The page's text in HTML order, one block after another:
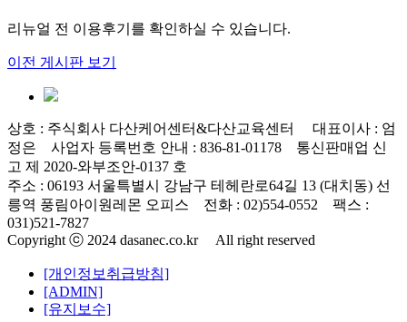
리뉴얼 전 이용후기를 확인하실 수 있습니다.
이전 게시판 보기
상호 : 주식회사 다산케어센터&다산교육센터 대표이사 : 엄
정은 사업자 등록번호 안내 : 836-81-01178 통신판매업 신
고 제 2020-와부조안-0137 호
주소 : 06193 서울특별시 강남구 테헤란로64길 13 (대치동) 선
릉역 풍림아이원레몬 오피스 전화 : 02)554-0552 팩스 :
031)521-7827
Copyright ⓒ 2024 dasanec.co.kr All right reserved
[개인정보취급방침]
[ADMIN]
[유지보수]